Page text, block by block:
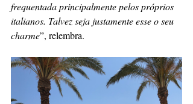
frequentada principalmente pelos próprios
italianos. Talvez seja justamente esse o seu
charme”, relembra.